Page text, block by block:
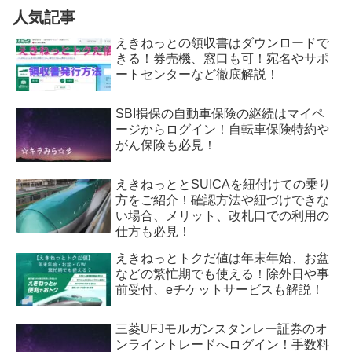
人気記事
えきねっとの領収書はダウンロードで
きる！券売機、窓口も可！宛名やサポ
ートセンターなど徹底解説！
SBI損保の自動車保険の継続はマイペ
ージからログイン！自転車保険特約や
がん保険も必見！
えきねっととSUICAを紐付けての乗り
方をご紹介！確認方法や紐づけできな
い場合、メリット、改札口での利用の
仕方も必見！
えきねっとトクだ値は年末年始、お盆
などの繁忙期でも使える！除外日や事
前受付、eチケットサービスも解説！
三菱UFJモルガンスタンレー証券のオ
ンライントレードへログイン！手数料